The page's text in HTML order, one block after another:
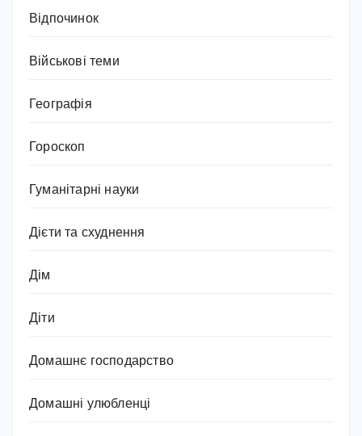
Відпочинок
Військові теми
Географія
Гороскоп
Гуманітарні науки
Дієти та схуднення
Дім
Діти
Домашнє господарство
Домашні улюбленці